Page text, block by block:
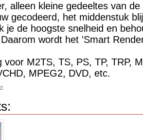
alleen kleine gedeeltes van
gecodeerd, het middenstuk
je de hoogste snelheid en
wordt het 'Smart
voor M2TS, TS, PS, TP, TRP,
MPEG2, DVD, etc.